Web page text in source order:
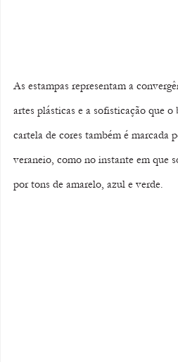
As estampas representam a
artes plásticas e a sofisticação que
cartela de cores também é marcada
veraneio, como no instante em que
por tons de amarelo, azul e verde.